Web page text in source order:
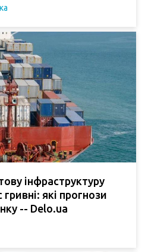
інфраструктуру
які прогнози
-- Delo.ua